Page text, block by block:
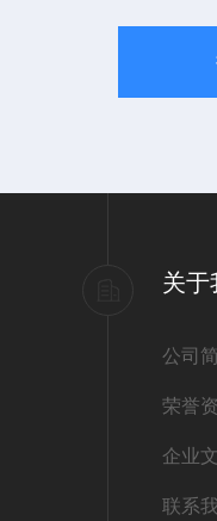
关于
公司
荣誉
企业
联系